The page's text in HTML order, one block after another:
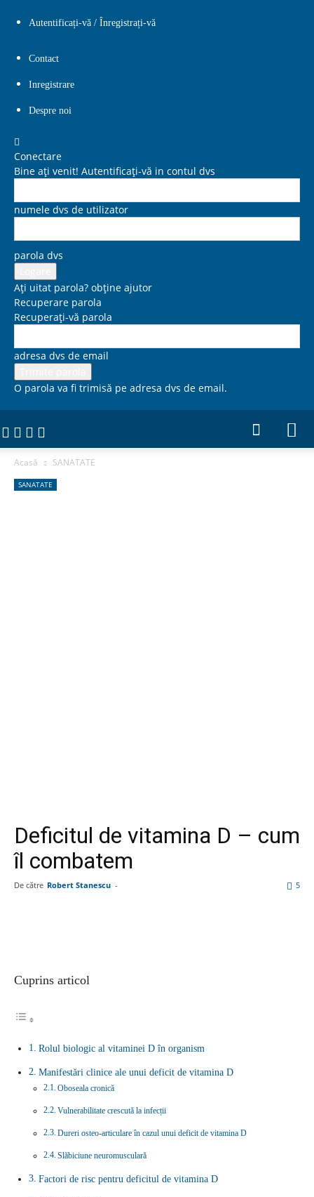
Autentificați-vă / Înregistrați-vă
Contact
Inregistrare
Despre noi
Conectare
Bine ați venit! Autentificați-vă in contul dvs
numele dvs de utilizator
parola dvs
Ați uitat parola? obține ajutor
Recuperare parola
Recuperați-vă parola
adresa dvs de email
O parola va fi trimisă pe adresa dvs de email.
Acasă SANATATE
SANATATE
Deficitul de vitamina D – cum
îl combatem
De către Robert Stanescu - 5
Cuprins articol
Rolul biologic al vitaminei D în organism
Manifestări clinice ale unui deficit de vitamina D
Oboseala cronică
Vulnerabilitate crescută la infecții
Dureri osteo-articulare în cazul unui deficit de vitamina D
Slăbiciune neuromusculară
Factori de risc pentru deficitul de vitamina D